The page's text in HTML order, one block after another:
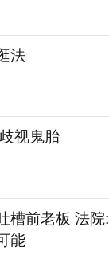
法
视鬼胎
槽前老板 法院:
能